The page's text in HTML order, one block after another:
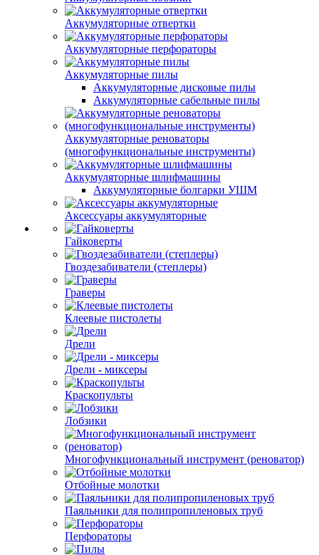
Аккумуляторные отвертки
Аккумуляторные перфораторы
Аккумуляторные пилы
Аккумуляторные дисковые пилы
Аккумуляторные сабельные пилы
Аккумуляторные реноваторы
(многофункциональные инструменты)
Аккумуляторные шлифмашины
Аккумуляторные болгарки УШМ
Аксессуары аккумуляторные
Гайковерты
Гвоздезабиватели (степлеры)
Граверы
Клеевые пистолеты
Дрели
Дрели - миксеры
Краскопульты
Лобзики
Многофункциональный инструмент (реноватор)
Отбойные молотки
Паяльники для полипропиленовых труб
Перфораторы